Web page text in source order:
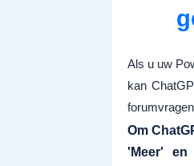
Als u uw
kan
Om
'Meer' en